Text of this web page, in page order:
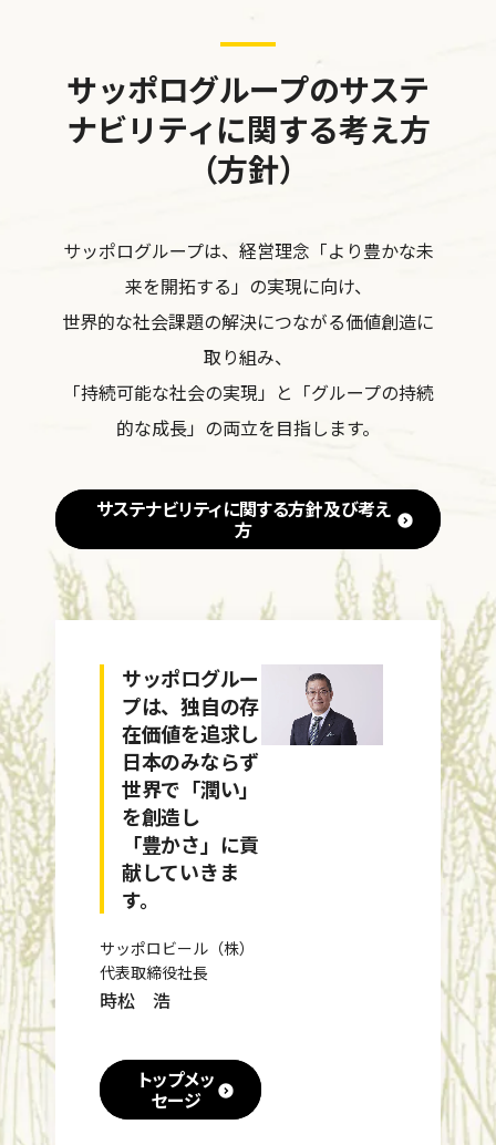
サッポログループのサステ
ナビリティに関する考え方
（方針）
サッポログループは、経営理念「より豊かな未
来を開拓する」の実現に向け、
世界的な社会課題の解決につながる価値創造に
取り組み、
「持続可能な社会の実現」と「グループの持続
的な成長」の両立を目指します。
サステナビリティに関する方針及び考え
方
サッポログルー
プは、独自の存
在価値を追求し
日本のみならず
世界で「潤い」
を創造し
「豊かさ」に貢
献していきま
す。
サッポロビール（株）
代表取締役社長
時松 浩
トップメッ
セージ